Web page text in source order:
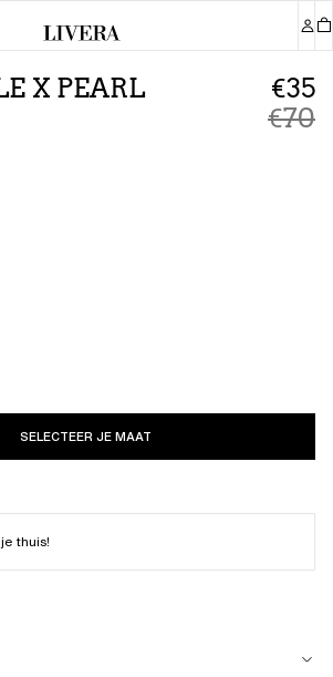
X PEARL
€35
€70
SELECTEER JE MAAT
thuis!